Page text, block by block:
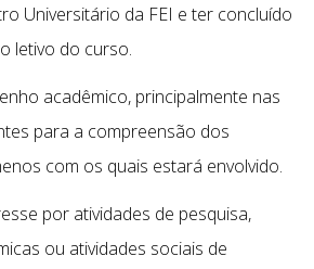
Universitário da FEI e ter concluído
letivo do curso.
acadêmico, principalmente nas
para a compreensão dos
com os quais estará envolvido.
por atividades de pesquisa,
ou atividades sociais de